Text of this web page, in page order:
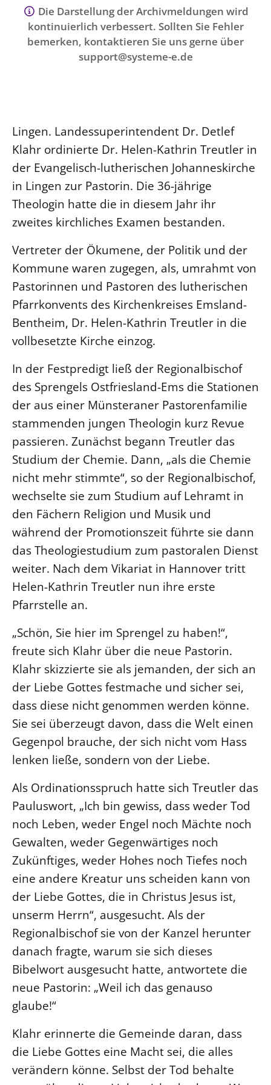
Die Darstellung der Archivmeldungen wird
kontinuierlich verbessert. Sollten Sie Fehler
bemerken, kontaktieren Sie uns gerne über
support@systeme-e.de
Lingen. Landessuperintendent Dr. Detlef
Klahr ordinierte Dr. Helen-Kathrin Treutler in
der Evangelisch-lutherischen Johanneskirche
in Lingen zur Pastorin. Die 36-jährige
Theologin hatte die in diesem Jahr ihr
zweites kirchliches Examen bestanden.
Vertreter der Ökumene, der Politik und der
Kommune waren zugegen, als, umrahmt von
Pastorinnen und Pastoren des lutherischen
Pfarrkonvents des Kirchenkreises Emsland-
Bentheim, Dr. Helen-Kathrin Treutler in die
vollbesetzte Kirche einzog.
In der Festpredigt ließ der Regionalbischof
des Sprengels Ostfriesland-Ems die Stationen
der aus einer Münsteraner Pastorenfamilie
stammenden jungen Theologin kurz Revue
passieren. Zunächst begann Treutler das
Studium der Chemie. Dann, „als die Chemie
nicht mehr stimmte“, so der Regionalbischof,
wechselte sie zum Studium auf Lehramt in
den Fächern Religion und Musik und
während der Promotionszeit führte sie dann
das Theologiestudium zum pastoralen Dienst
weiter. Nach dem Vikariat in Hannover tritt
Helen-Kathrin Treutler nun ihre erste
Pfarrstelle an.
„Schön, Sie hier im Sprengel zu haben!“,
freute sich Klahr über die neue Pastorin.
Klahr skizzierte sie als jemanden, der sich an
der Liebe Gottes festmache und sicher sei,
dass diese nicht genommen werden könne.
Sie sei überzeugt davon, dass die Welt einen
Gegenpol brauche, der sich nicht vom Hass
lenken ließe, sondern von der Liebe.
Als Ordinationsspruch hatte sich Treutler das
Pauluswort, „Ich bin gewiss, dass weder Tod
noch Leben, weder Engel noch Mächte noch
Gewalten, weder Gegenwärtiges noch
Zukünftiges, weder Hohes noch Tiefes noch
eine andere Kreatur uns scheiden kann von
der Liebe Gottes, die in Christus Jesus ist,
unserm Herrn“, ausgesucht. Als der
Regionalbischof sie von der Kanzel herunter
danach fragte, warum sie sich dieses
Bibelwort ausgesucht hatte, antwortete die
neue Pastorin: „Weil ich das genauso
glaube!“
Klahr erinnerte die Gemeinde daran, dass
die Liebe Gottes eine Macht sei, die alles
verändern könne. Selbst der Tod behalte
Kirche und Finanzen
Personalausschuss
Abteilungen des Landeskirchenamts
Rechnungsprüfungsamt
Fachstelle Sexualisierte Gewalt
Beschwerdestellen
Kirchenämter
Gleichstellung
Datenschutz
Geschäftsstelle Landessynode
27. Landessynode
MITARBEIT
Ehrenamt
Beruf
Freie Stellen
BIBLIOTHEK & ARCHIV
Älterwerden im Pfarrberuf
Beschwerdestellen
Ephoralbüro
Finanzplanung
IT-Service
Corporate Design
Interventionsplan
Kantine Speiseplan
Kirchliches Amtsblatt
Kirchliche Verwaltung
Kunstreferat
NKVK
Öffentlichkeitsarbeit
Personalausschuss
Projektmanagement
Recht
Terminstundenplaner
Evangelische Kirche
Lutherische Kirche
Glaubensbekenntnis
Gegen Gewalt
KLIMASCHUTZ
Nachhaltigkeit
Naturschutz
Gebäude
Impressum
Datenschutz
Service für Gemeinden
Suche